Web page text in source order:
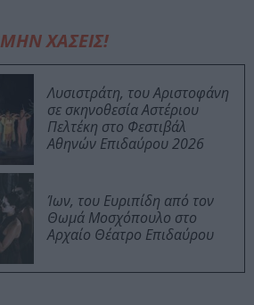
ΜΗΝ ΧΑΣΕΙΣ!
Λυσιστράτη, του Αριστοφάνη
σε σκηνοθεσία Αστέριου
Πελτέκη στο Φεστιβάλ
Αθηνών Επιδαύρου 2026
Ίων, του Ευριπίδη από τον
Θωμά Μοσχόπουλο στο
Αρχαίο Θέατρο Επιδαύρου